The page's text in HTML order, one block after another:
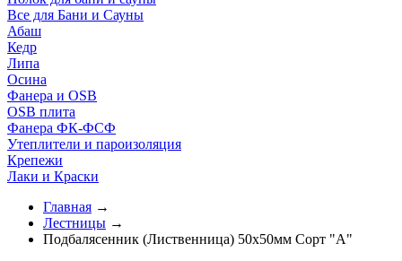
Все для Бани и Сауны
Абаш
Кедр
Липа
Осина
Фанера и OSB
OSB плита
Фанера ФК-ФСФ
Утеплители и пароизоляция
Крепежи
Лаки и Краски
Главная →
Лестницы →
Подбалясенник (Лиственница) 50х50мм Сорт "A"